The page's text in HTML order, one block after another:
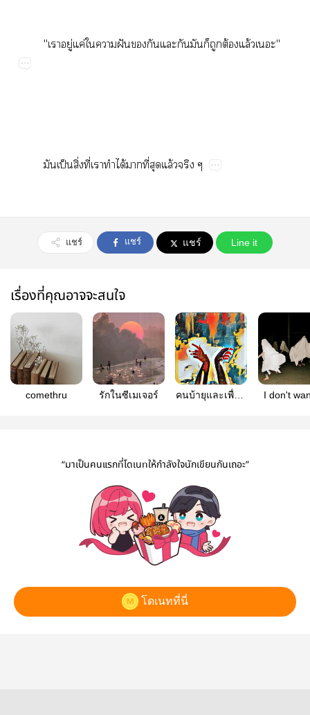
"​ู่​ค่​​​ฝั​​​​​​​​ต้​ล้"
​ป็​ิ่​ี่​​​ได้​​ี่​​ล้​
แชร์ แชร์ แชร์ Line it
เรื่องที่คุณอาจจะสนใจ
comethru รักในซีเมเจอร์
คนบ้ายุและเพื่อน
I don't
“มาเป็นคนแรกที่โดเนทให้กำลังใจนักเขียนกันเถอะ”
โดเนทที่นี่